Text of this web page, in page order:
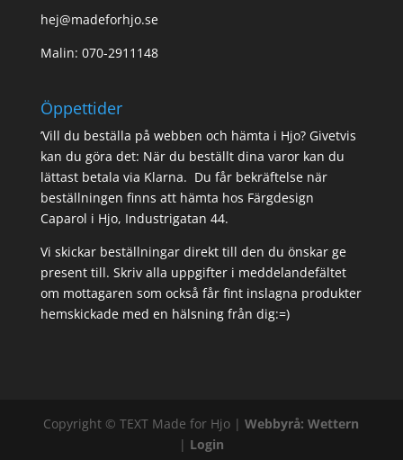
hej@madeforhjo.se
Malin: 070-2911148
Öppettider
’Vill du beställa på webben och hämta i Hjo? Givetvis
kan du göra det: När du beställt dina varor kan du
lättast betala via Klarna. Du får bekräftelse när
beställningen finns att hämta hos Färgdesign
Caparol i Hjo, Industrigatan 44.
Vi skickar beställningar direkt till den du önskar ge
present till. Skriv alla uppgifter i meddelandefältet
om mottagaren som också får fint inslagna produkter
hemskickade med en hälsning från dig:=)
Copyright ©TEXT Made for Hjo |Webbyrå: Wettern
| Login